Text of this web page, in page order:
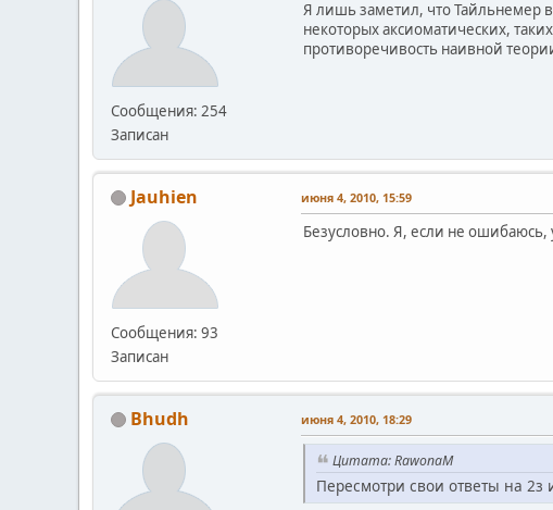
Сообщения: 254
Записан
Я лишь заметил, что Тайльнемер
некоторых аксиоматических,
противоречивость наивной
Jauhien
Сообщения: 93
Записан
июня 4, 2010, 15:59
Безусловно. Я, если не ошибаюсь,
Bhudh июня 4, 2010, 18:29
Цитата: RawonaM
Пересмотри свои ответы на 2з